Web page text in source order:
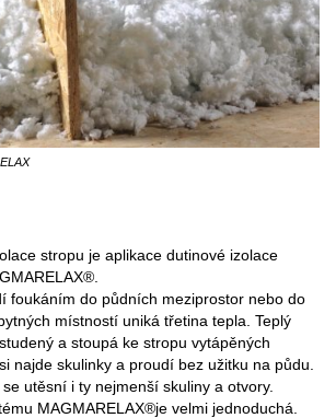
stropu je aplikace dutinové izolace
foukáním do půdních meziprostor nebo do
místností uniká třetina tepla. Teplý
a stoupá ke stropu vytápěných
najde skulinky a proudí bez užitku na půdu.
utěsní i ty nejmenší skuliny a otvory.
MAGMARELAX®je velmi jednoduchá.